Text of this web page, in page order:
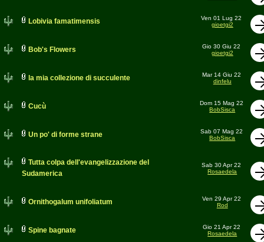
Lobivia famatimensis
Ven 01 Lug 22
gioetgi2
Bob's Flowers
Gio 30 Giu 22
gioetgi2
la mia collezione di succulente
Mar 14 Giu 22
dinfelu
Cucù
Dom 15 Mag 22
BobSisca
Un po' di forme strane
Sab 07 Mag 22
BobSisca
Tutta colpa dell'evangelizzazione del
Sudamerica
Sab 30 Apr 22
Rosaedela
Ornithogalum unifoliatum
Ven 29 Apr 22
Rod
Spine bagnate
Gio 21 Apr 22
Rosaedela